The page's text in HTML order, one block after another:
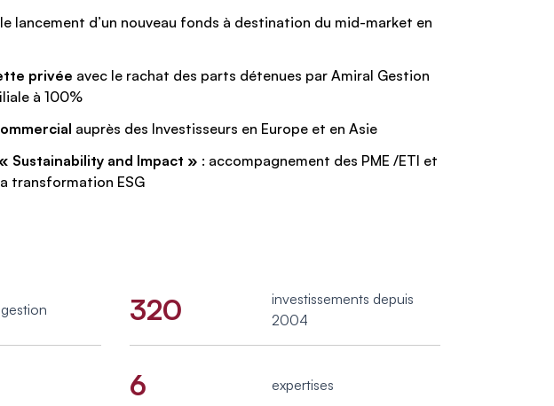
lancement d’un nouveau fonds à destination du mid-market en
privée avec le rachat des parts détenues par Amiral Gestion
à 100%
auprès des Investisseurs en Europe et en Asie
Sustainability and Impact » : accompagnement des PME /ETI et
transformation ESG
320
investissements depuis
2004
6 expertises